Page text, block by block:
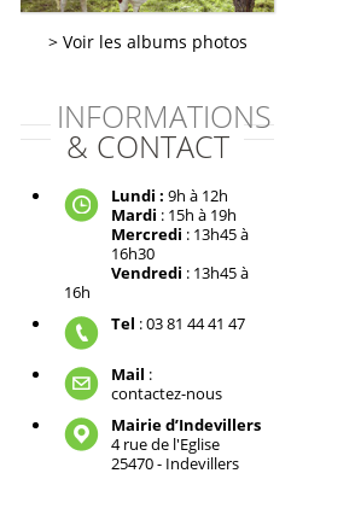
Voir les albums photos
INFORMATIONS
& CONTACT
Lundi : 9h à 12h
Mardi : 15h à 19h
Mercredi : 13h45 à
16h30
Vendredi : 13h45 à
16h
Tel : 03 81 44 41 47
Mail :
contactez-nous
Mairie d’Indevillers
4 rue de l'Eglise
25470 - Indevillers